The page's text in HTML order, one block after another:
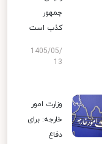
جمهور
کذب است
1405/05/
13
وزارت امور
خارجه: برای
دفاع